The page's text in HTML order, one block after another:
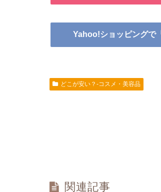
Yahoo!ショッピングで
どこが安い？-コスメ・美容品
関連記事